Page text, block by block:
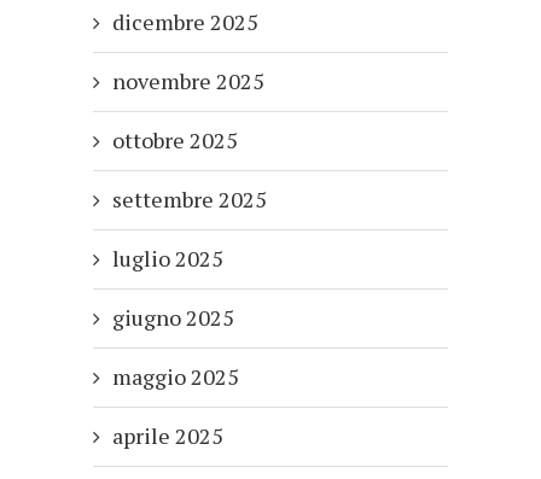
dicembre 2025
novembre 2025
ottobre 2025
settembre 2025
luglio 2025
giugno 2025
maggio 2025
aprile 2025